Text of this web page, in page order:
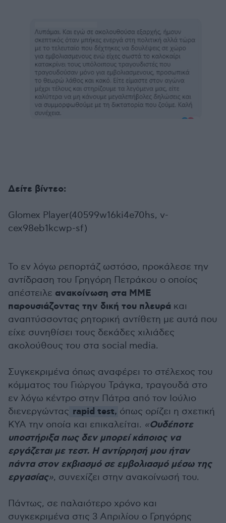
Δείτε βίντεο:
Glomex Player(40599w16ki4e70hs, v-
cex98eb1kcwp-sf)
Το εν λόγω ρεπορτάζ ωστόσο, προκάλεσε την
αντίδραση του Γρηγόρη Πετράκου ο οποίος
απέστειλε ανακοίνωση στα ΜΜΕ
παρουσιάζοντας την δική του πλευρά και
αναπτύσσοντας ρητορική αντίθετη με αυτά που
είχε συνηθίσει τους δεκάδες χιλιάδες
ακολούθους του στα social media.
Συγκεκριμένα όπως αναφέρει το στέλεχος του
κόμματος του Γιώργου Τράγκα, τραγουδά στο
εν λόγω κέντρο στην Πάτρα από τον Ιούλιο
διενεργώντας rapid test, όπως ορίζει η σχετική
ΚΥΑ την οποία και επικαλείται. «Ουδέποτε
υποστήριξα πως δεν μπορεί κάποιος να
εργάζεται με τεστ. Η αντίρρησή μου ήταν
πάντα στον εκβιασμό σε εμβολιασμό μέσω της
εργασίας», συνεχίζει στην ανακοίνωσή του.
Πάντως, σε παλαιότερο χρόνο και
συγκεκριμένα στις 3 Απριλίου ο Γρηγόρης